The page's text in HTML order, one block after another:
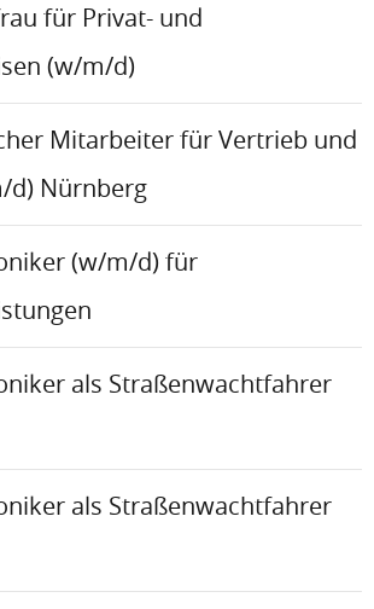
für Privat- und
(w/m/d)
Mitarbeiter für Vertrieb und
d) Nürnberg
(w/m/d) für
als Straßenwachtfahrer
als Straßenwachtfahrer